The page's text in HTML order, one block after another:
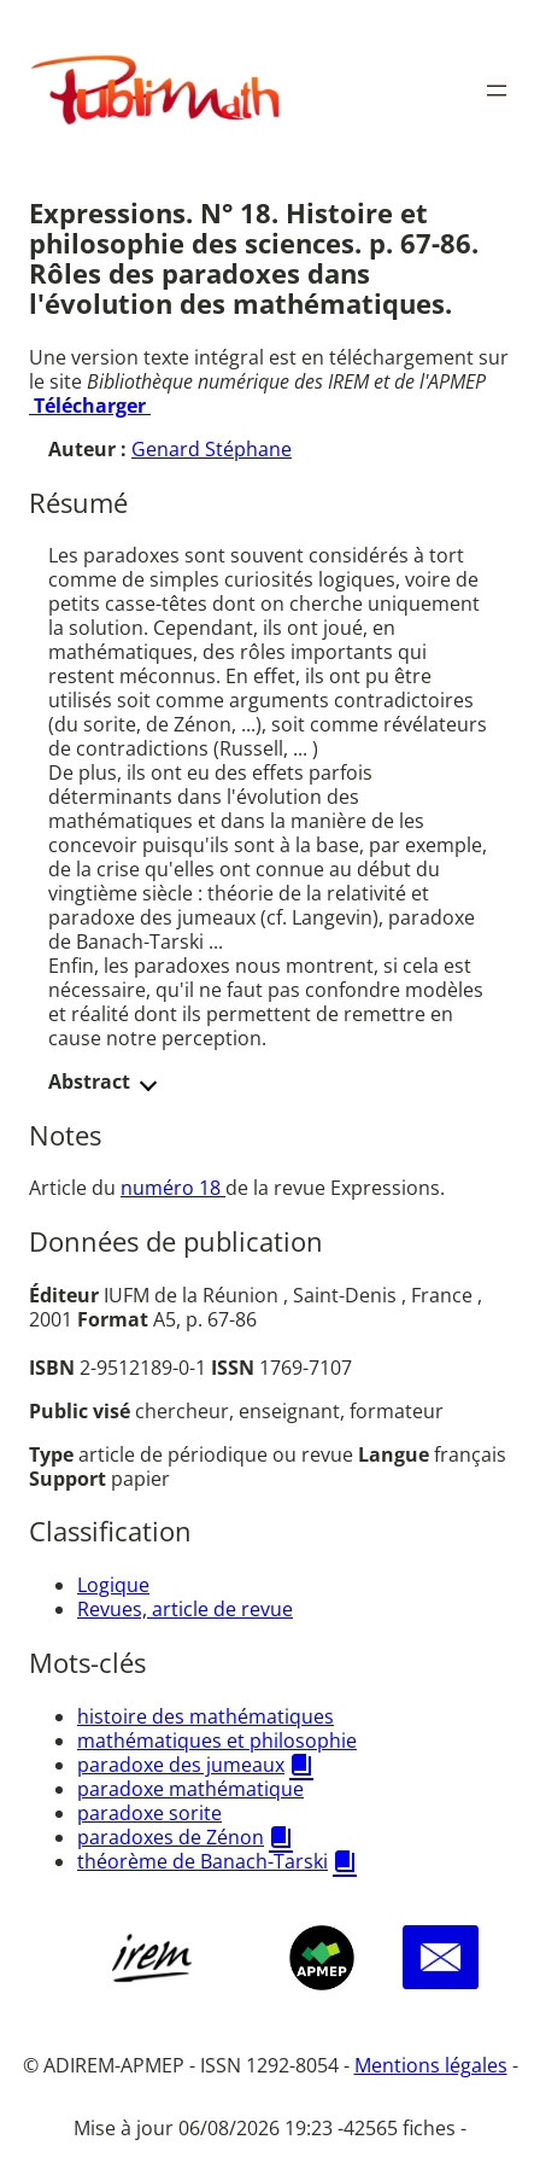
contenu
Publimath
Expressions. N° 18. Histoire et
philosophie des sciences. p. 67-86.
Rôles des paradoxes dans
l'évolution des mathématiques.
Une version texte intégral est en téléchargement sur
le siteBibliothèque numérique des IREM et de l'APMEP
Télécharger
Auteur : Genard Stéphane
Résumé
Les paradoxes sont souvent considérés à tort
comme de simples curiosités logiques, voire de
petits casse-têtes dont on cherche uniquement
la solution. Cependant, ils ont joué, en
mathématiques, des rôles importants qui
restent méconnus. En effet, ils ont pu être
utilisés soit comme arguments contradictoires
(du sorite, de Zénon, ...), soit comme révélateurs
de contradictions (Russell, ... )
De plus, ils ont eu des effets parfois
déterminants dans l'évolution des
mathématiques et dans la manière de les
concevoir puisqu'ils sont à la base, par exemple,
de la crise qu'elles ont connue au début du
vingtième siècle : théorie de la relativité et
paradoxe des jumeaux (cf. Langevin), paradoxe
de Banach-Tarski ...
Enfin, les paradoxes nous montrent, si cela est
nécessaire, qu'il ne faut pas confondre modèles
et réalité dont ils permettent de remettre en
cause notre perception.
Abstract
Notes
Article du numéro 18 de la revue Expressions.
Données de publication
Éditeur IUFM de la Réunion , Saint-Denis , France ,
2001 FormatA5, p. 67-86
ISBN 2-9512189-0-1 ISSN 1769-7107
Public visé chercheur, enseignant, formateur
Typearticle de périodique ou revue Languefrançais
Support papier
Classification
Logique
Revues, article de revue
Mots-clés
histoire des mathématiques
mathématiques et philosophie
paradoxe des jumeaux
paradoxe mathématique
paradoxe sorite
paradoxes de Zénon
théorème de Banach-Tarski
© ADIREM-APMEP - ISSN 1292-8054 - Mentions légales -
Mise à jour 06/08/2026 19:23 -42565 fiches -